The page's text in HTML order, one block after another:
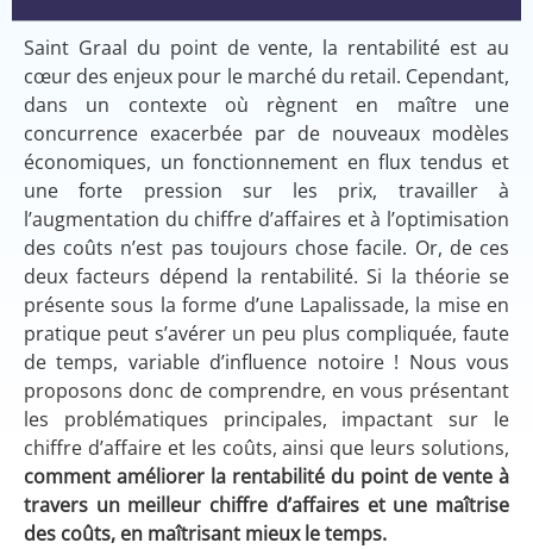
Saint Graal du point de vente, la rentabilité est au
cœur des enjeux pour le marché du retail. Cependant,
dans un contexte où règnent en maître une
concurrence exacerbée par de nouveaux modèles
économiques, un fonctionnement en flux tendus et
une forte pression sur les prix, travailler à
l’augmentation du chiffre d’affaires et à l’optimisation
des coûts n’est pas toujours chose facile. Or, de ces
deux facteurs dépend la rentabilité. Si la théorie se
présente sous la forme d’une Lapalissade, la mise en
pratique peut s’avérer un peu plus compliquée, faute
de temps, variable d’influence notoire ! Nous vous
proposons donc de comprendre, en vous présentant
les problématiques principales, impactant sur le
chiffre d’affaire et les coûts, ainsi que leurs solutions,
comment améliorer la rentabilité du point de vente à
travers un meilleur chiffre d’affaires et une maîtrise
des coûts, en maîtrisant mieux le temps.